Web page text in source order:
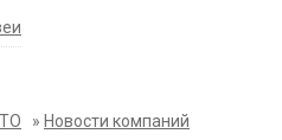
» Новости компаний